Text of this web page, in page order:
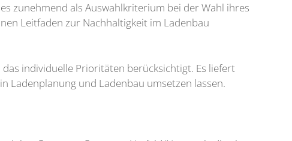
zunehmend als Auswahlkriterium bei der Wahl ihres
Leitfaden zur Nachhaltigkeit im Ladenbau
individuelle Prioritäten berücksichtigt. Es liefert
Ladenplanung und Ladenbau umsetzen lassen.